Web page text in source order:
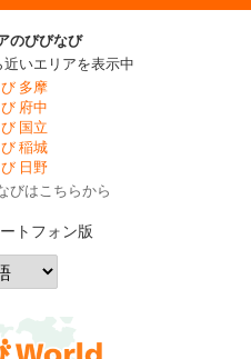
のびびなび
いエリアを表示中
多摩
府中
国立
稲城
日野
びはこちらから
トフォン版